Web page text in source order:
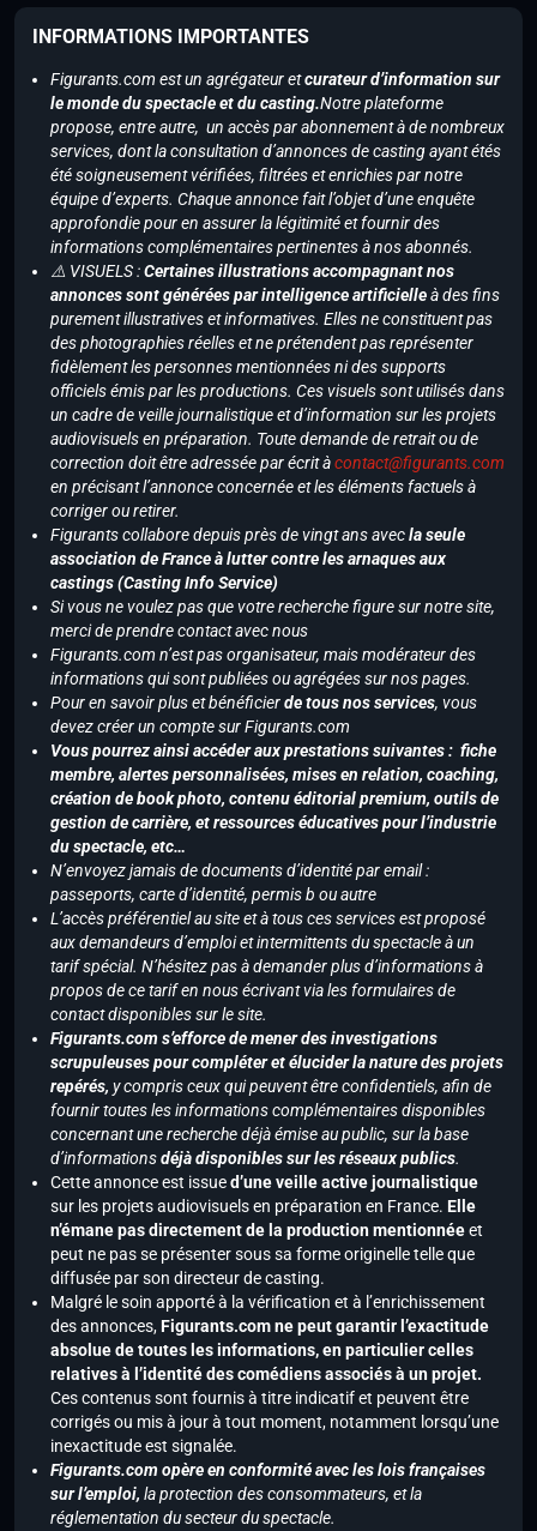
INFORMATIONS IMPORTANTES
Figurants.com est un agrégateur etcurateur d’information sur
le monde du spectacle et du casting.Notre plateforme
propose, entre autre, un accès par abonnement à de nombreux
services, dont la consultation d’annonces de casting ayant étés
été soigneusement vérifiées, filtrées et enrichies par notre
équipe d’experts. Chaque annonce fait l’objet d’une enquête
approfondie pour en assurer la légitimité et fournir des
informations complémentaires pertinentes à nos abonnés.
⚠️ VISUELS :Certaines illustrations accompagnant nos
annonces sont générées par intelligence artificielleà des fins
purement illustratives et informatives. Elles ne constituent pas
des photographies réelles et ne prétendent pas représenter
fidèlement les personnes mentionnées ni des supports
officiels émis par les productions. Ces visuels sont utilisés dans
un cadre de veille journalistique et d’information sur les projets
audiovisuels en préparation. Toute demande de retrait ou de
correction doit être adressée par écrit àcontact@figurants.com
en précisant l’annonce concernée et les éléments factuels à
corriger ou retirer.
Figurants collabore depuis près de vingt ans avecla seule
association de France à lutter contre les arnaques aux
castings (Casting Info Service)
Si vous ne voulez pas que votre recherche figure sur notre site,
merci de prendre contact avec nous
Figurants.com n’est pas organisateur, mais modérateur des
informations qui sont publiées ou agrégées sur nos pages.
Pour en savoir plus et bénéficierde tous nos services, vous
devez créer un compte sur Figurants.com
Vous pourrez ainsi accéder aux prestations suivantes : fiche
membre, alertes personnalisées, mises en relation, coaching,
création de book photo, contenu éditorial premium, outils de
gestion de carrière, et ressources éducatives pour l’industrie
du spectacle, etc…
N’envoyez jamais de documents d’identité par email :
passeports, carte d’identité, permis b ou autre
L’accès préférentiel au site et à tous ces services est proposé
aux demandeurs d’emploi et intermittents du spectacle à un
tarif spécial. N’hésitez pas à demander plus d’informations à
propos de ce tarif en nous écrivant via les formulaires de
contact disponibles sur le site.
Figurants.com s’efforce de mener des investigations
scrupuleuses pour compléter et élucider la nature des projets
repérés, y compris ceux qui peuvent être confidentiels, afin de
fournir toutes les informations complémentaires disponibles
concernant une recherche déjà émise au public, sur la base
d’informationsdéjà disponibles sur les réseaux publics.
Cette annonce est issued’une veille active journalistique
sur les projets audiovisuels en préparation en France. Elle
n’émane pas directement de la production mentionnéeet
peut ne pas se présenter sous sa forme originelle telle que
diffusée par son directeur de casting.
Malgré le soin apporté à la vérification et à l’enrichissement
des annonces,Figurants.com ne peut garantir l’exactitude
absolue de toutes les informations, en particulier celles
relatives à l’identité des comédiens associés à un projet.
Ces contenus sont fournis à titre indicatif et peuvent être
corrigés ou mis à jour à tout moment, notamment lorsqu’une
inexactitude est signalée.
Figurants.com opère en conformité avec les lois françaises
sur l’emploi, la protection des consommateurs, et la
réglementation du secteur du spectacle.